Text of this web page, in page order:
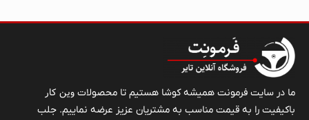
۱۳۹۳، تولیدی برابر با چهار میلیون حلقه لاستیک در سال
دارد.
تبریز تایر نمایندگی رسمی لاستیک بارز در استان
ما در سایت فرمونت همیشه کوشا هستیم تا محصولات وین کار
باکیفیت را به قیمت مناسب به مشتریان عزیز عرضه نماییم. جلب